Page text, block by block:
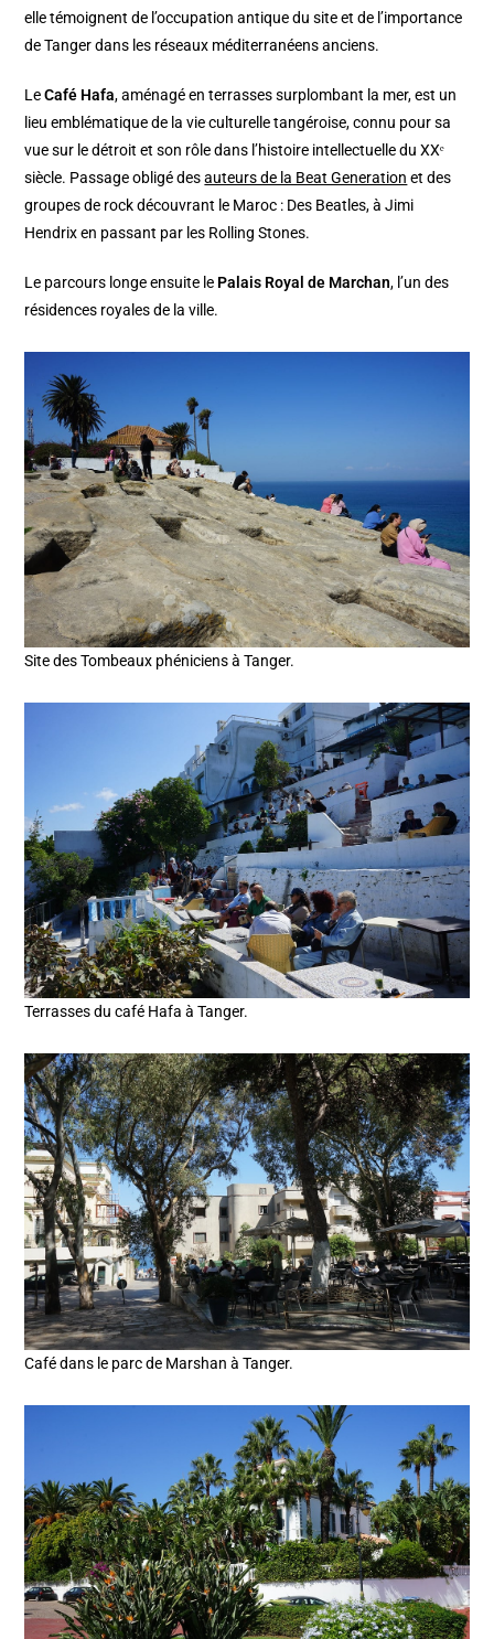
elle témoignent de l’occupation antique du site et de l’importance
de Tanger dans les réseaux méditerranéens anciens.
LeCafé Hafa, aménagé en terrasses surplombant la mer, est un
lieu emblématique de la vie culturelle tangéroise, connu pour sa
vue sur le détroit et son rôle dans l’histoire intellectuelle du XXᵉ
siècle. Passage obligé desauteurs de la Beat Generation et des
groupes de rock découvrant le Maroc : Des Beatles, à Jimi
Hendrix en passant par les Rolling Stones.
Le parcours longe ensuite le Palais Royal de Marchan, l’un des
résidences royales de la ville.
Site des Tombeaux phéniciens à Tanger.
Terrasses du café Hafa à Tanger.
Café dans le parc de Marshan à Tanger.